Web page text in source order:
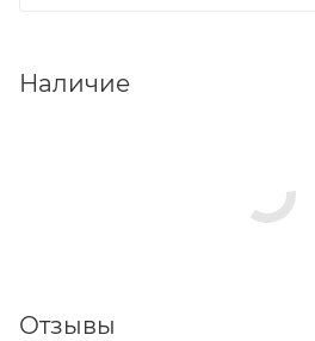
Наличие
Отзывы